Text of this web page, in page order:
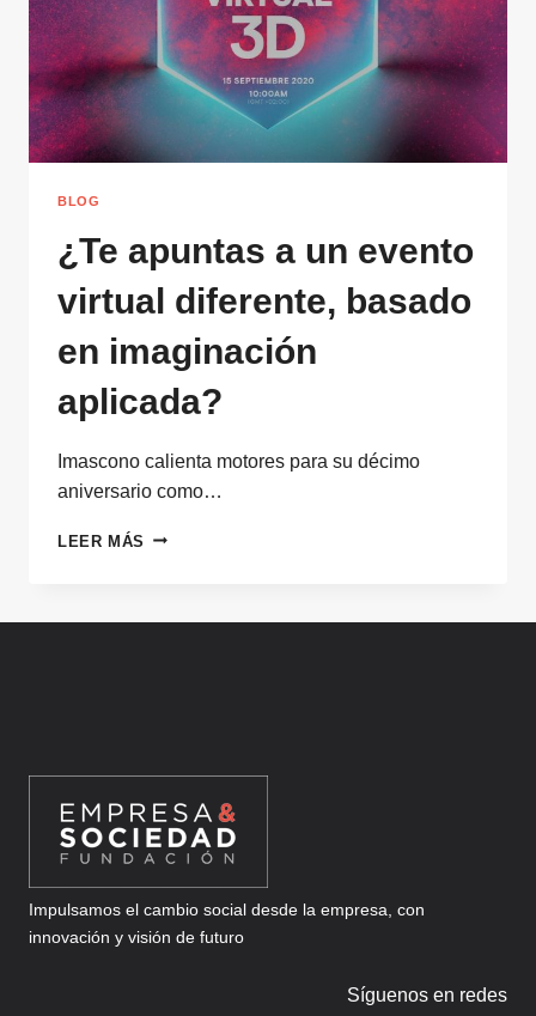
TOMAR
MÁS
Y
MEJORES
DECISIONES
BLOG
¿Te apuntas a un evento
virtual diferente, basado
en imaginación
aplicada?
Imascono calienta motores para su décimo
aniversario como…
LEER MÁS ¿TE
APLICADA?
Impulsamos el cambio social desde la empresa, con
innovación y visión de futuro
Síguenos en redes